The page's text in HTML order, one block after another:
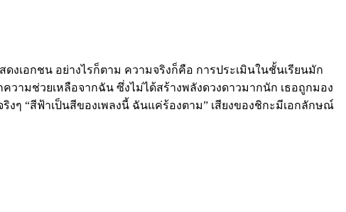
งเอกชน อย่างไรก็ตาม ความจริงก็คือ การประเมินในชั้นเรียนมัก
ามช่วยเหลือจากฉัน ซึ่งไม่ได้สร้างพลังดวงดาวมากนัก เธอถูกมอง
ๆ “สีฟ้าเป็นสีของเพลงนี้ ฉันแค่ร้องตาม” เสียงของชิกะมีเอกลักษณ์